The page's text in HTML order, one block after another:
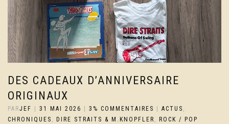
DES CADEAUX D’ANNIVERSAIRE
ORIGINAUX
PARJEF | 31 MAI 2026 | 3% COMMENTAIRES | ACTUS
CHRONIQUES
DIRE STRAITS & M.KNOPFLER ROCK / POP